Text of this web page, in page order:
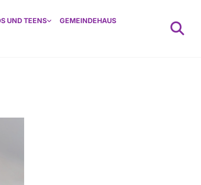
UND TEENS
GEMEINDEHAUS